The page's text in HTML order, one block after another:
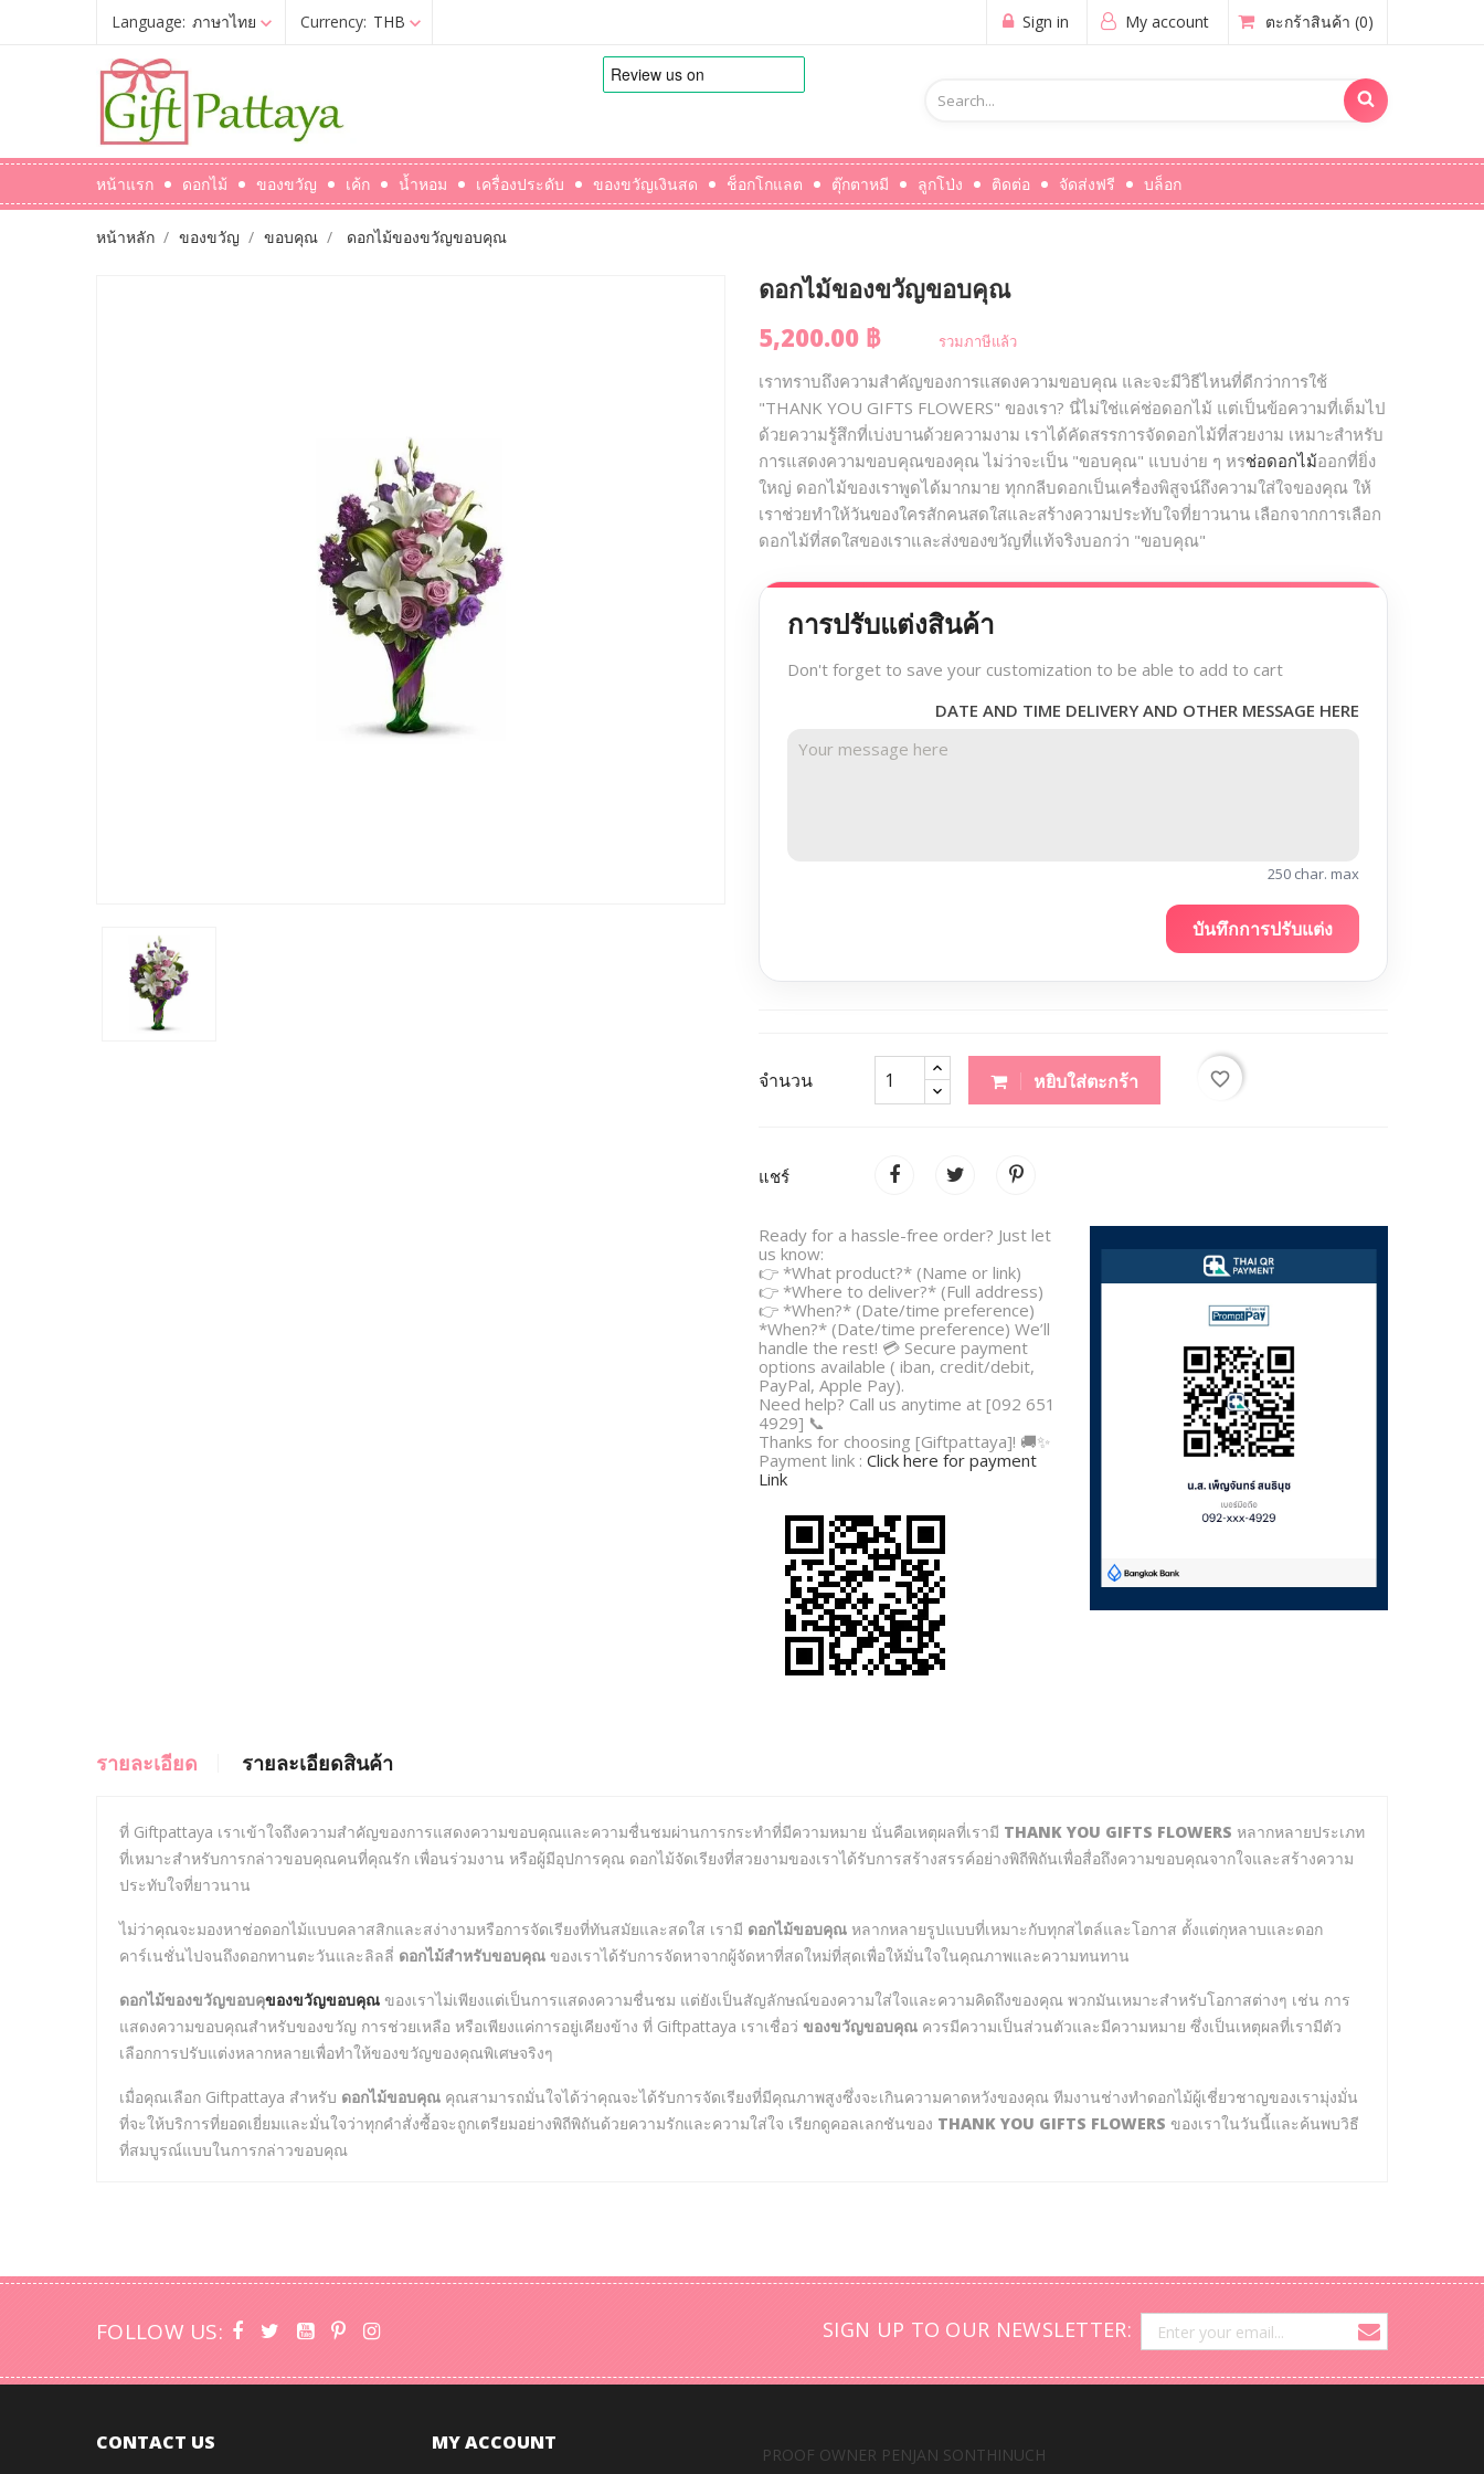
Language: ภาษาไทย Currency: THB My account
Sign in ตะกร้าสินค้า (0)
หน้าแรก ดอกไม้ ของขวัญ เค้ก น้ำหอม เครื่องประดับ ของขวัญเงินสด ช็อกโกแลต ตุ๊กตาหมี ลูกโป่ง ติดต่อ จัดส่งฟรี บล็อก
หน้าหลัก ของขวัญ ขอบคุณ ดอกไม้ของขวัญขอบคุณ
ดอกไม้ของขวัญขอบคุณ
5,200.00 ฿
รวมภาษีแล้ว
เราทราบถึงความสำคัญของการแสดงความขอบคุณ และจะมีวิธีไหนที่ดีกว่าการใช้
"THANK YOU GIFTS FLOWERS" ของเรา? นี่ไม่ใช่แค่ช่อดอกไม้ แต่เป็นข้อความที่เต็มไป
ด้วยความรู้สึกที่เบ่งบานด้วยความงาม เราได้คัดสรรการจัดดอกไม้ที่สวยงาม เหมาะสำหรับ
การแสดงความขอบคุณของคุณ ไม่ว่าจะเป็น "ขอบคุณ" แบบง่าย ๆ หรช่อดอกไม้ออกที่ยิ่ง
ใหญ่ ดอกไม้ของเราพูดได้มากมาย ทุกกลีบดอกเป็นเครื่องพิสูจน์ถึงความใส่ใจของคุณ ให้
เราช่วยทำให้วันของใครสักคนสดใสและสร้างความประทับใจที่ยาวนาน เลือกจากการเลือก
ดอกไม้ที่สดใสของเราและส่งของขวัญที่แท้จริงบอกว่า "ขอบคุณ"
การปรับแต่งสินค้า
Don't forget to save your customization to be able to add to cart
DATE AND TIME DELIVERY AND OTHER MESSAGE HERE
250 char. max
บันทึกการปรับแต่ง
จำนวน หยิบใส่ตะกร้า favorite_border
แชร์
Ready for a hassle-free order? Just let
us know:
👉 *What product?* (Name or link)
👉 *Where to deliver?* (Full address)
👉 *When?* (Date/time preference)
*When?* (Date/time preference) We’ll
handle the rest! 💳 Secure payment
options available ( iban, credit/debit,
PayPal, Apple Pay).
Need help? Call us anytime at [092 651
4929] 📞
Thanks for choosing [Giftpattaya]! 🚚✨
Payment link : Click here for payment
Link
รายละเอียด รายละเอียดสินค้า
ที่ Giftpattaya เราเข้าใจถึงความสำคัญของการแสดงความขอบคุณและความชื่นชมผ่านการกระทำที่มีความหมาย นั่นคือเหตุผลที่เรามี THANK YOU GIFTS FLOWERS หลากหลายประเภท
ที่เหมาะสำหรับการกล่าวขอบคุณคนที่คุณรัก เพื่อนร่วมงาน หรือผู้มีอุปการคุณ ดอกไม้จัดเรียงที่สวยงามของเราได้รับการสร้างสรรค์อย่างพิถีพิถันเพื่อสื่อถึงความขอบคุณจากใจและสร้างความ
ประทับใจที่ยาวนาน
ไม่ว่าคุณจะมองหาช่อดอกไม้แบบคลาสสิกและสง่างามหรือการจัดเรียงที่ทันสมัยและสดใส เรามี ดอกไม้ขอบคุณ หลากหลายรูปแบบที่เหมาะกับทุกสไตล์และโอกาส ตั้งแต่กุหลาบและดอก
คาร์เนชั่นไปจนถึงดอกทานตะวันและลิลลี่ ดอกไม้สำหรับขอบคุณ ของเราได้รับการจัดหาจากผู้จัดหาที่สดใหม่ที่สุดเพื่อให้มั่นใจในคุณภาพและความทนทาน
ดอกไม้ของขวัญขอบคุของขวัญขอบคุณ ของเราไม่เพียงแต่เป็นการแสดงความชื่นชม แต่ยังเป็นสัญลักษณ์ของความใส่ใจและความคิดถึงของคุณ พวกมันเหมาะสำหรับโอกาสต่างๆ เช่น การ
แสดงความขอบคุณสำหรับของขวัญ การช่วยเหลือ หรือเพียงแค่การอยู่เคียงข้าง ที่ Giftpattaya เราเชื่อว่ ของขวัญขอบคุณ ควรมีความเป็นส่วนตัวและมีความหมาย ซึ่งเป็นเหตุผลที่เรามีตัว
เลือกการปรับแต่งหลากหลายเพื่อทำให้ของขวัญของคุณพิเศษจริงๆ
เมื่อคุณเลือก Giftpattaya สำหรับ ดอกไม้ขอบคุณ คุณสามารถมั่นใจได้ว่าคุณจะได้รับการจัดเรียงที่มีคุณภาพสูงซึ่งจะเกินความคาดหวังของคุณ ทีมงานช่างทำดอกไม้ผู้เชี่ยวชาญของเรามุ่งมั่น
ที่จะให้บริการที่ยอดเยี่ยมและมั่นใจว่าทุกคำสั่งซื้อจะถูกเตรียมอย่างพิถีพิถันด้วยความรักและความใส่ใจ เรียกดูคอลเลกชันของ THANK YOU GIFTS FLOWERS ของเราในวันนี้และค้นพบวิธี
ที่สมบูรณ์แบบในการกล่าวขอบคุณ
SIGN UP TO OUR NEWSLETTER:
FOLLOW US:
CONTACT US MY ACCOUNT
PROOF OWNER PENJAN SONTHINUCH